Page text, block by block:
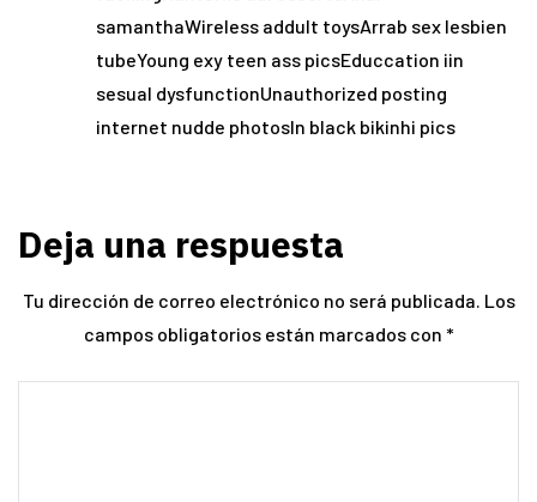
samanthaWireless addult toysArrab sex lesbien
tubeYoung exy teen ass picsEduccation iin
sesual dysfunctionUnauthorized posting
internet nudde photosIn black bikinhi pics
Deja una respuesta
Tu dirección de correo electrónico no será publicada. Los
campos obligatorios están marcados con *